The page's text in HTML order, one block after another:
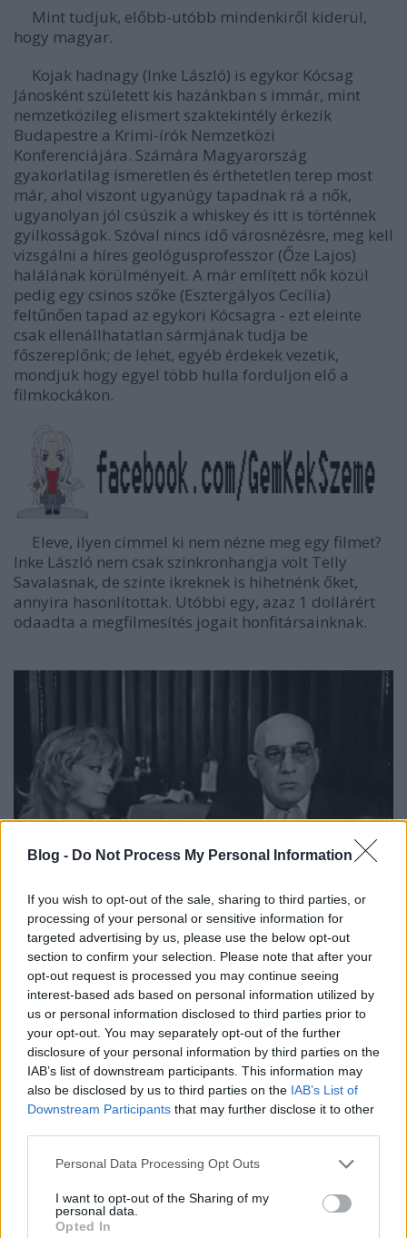
Blog - Do Not Process My Personal Information
If you wish to opt-out of the sale, sharing to third parties, or
processing of your personal or sensitive information for
targeted advertising by us, please use the below opt-out
section to confirm your selection. Please note that after your
opt-out request is processed you may continue seeing
interest-based ads based on personal information utilized by
us or personal information disclosed to third parties prior to
your opt-out. You may separately opt-out of the further
disclosure of your personal information by third parties on the
IAB’s list of downstream participants. This information may
also be disclosed by us to third parties on the IAB’s List of
Downstream Participants that may further disclose it to other
Please note that this website/app uses one or more Google
not limited to your visit or usage behaviour. You may click to
grant or deny consent to Google and its third-party tags to
Personal Data Processing Opt Outs
I want to opt-out of the Sharing of my
personal data.
Opted In
Mint tudjuk, előbb-utóbb mindenkiről kiderül,
hogy magyar.
Kojak hadnagy (Inke László) is egykor Kócsag
Jánosként született kis hazánkban s immár, mint
nemzetközileg elismert szaktekintély érkezik
Budapestre a Krimi-írók Nemzetközi
Konferenciájára. Számára Magyarország
gyakorlatilag ismeretlen és érthetetlen terep most
már, ahol viszont ugyanúgy tapadnak rá a nők,
ugyanolyan jól csúszik a whiskey és itt is történnek
gyilkosságok. Szóval nincs idő városnézésre, meg kell
vizsgálni a híres geológusprofesszor (Őze Lajos)
halálának körülményeit. A már említett nők közül
pedig egy csinos szőke (Esztergályos Cecília)
feltűnően tapad az egykori Kócsagra - ezt eleinte
csak ellenállhatatlan sármjának tudja be
főszereplőnk; de lehet, egyéb érdekek vezetik,
mondjuk hogy egyel több hulla forduljon elő a
filmkockákon.
Eleve, ilyen címmel ki nem nézne meg egy filmet?
Inke László nem csak szinkronhangja volt Telly
Savalasnak, de szinte ikreknek is hihetnénk őket,
annyira hasonlítottak. Utóbbi egy, azaz 1 dollárért
odaadta a megfilmesítés jogait honfitársainknak.
Amolyan vígkrimi e film műfaja, rendelkezik
minden szükséges kellékkel, ami bűnügyi
alkotásokhoz elengedhetetlen, ugyanakkor rengeteg
vicces dolog is történik. Adott egy gyilkosság meg
egy nyomozás és szép lassan egyre több
mozaikdarabka kerül a helyére,teljes
mértékbenkirajzolódik, ami történt. Emellett viszont
nevetésre is ad okot bőven Szalkai Sándor filmje, ha
ránézünk a stáblistára ez nem meglepő; hiszen itt
van Harsányi Gábor, Körmendi János, Koltai Róbert,
Továbbá Tolnay Klári, Greguss Zoltán, Szakácsi
Sándor, Raksányi Gellért, Dörner György, Antal Imre,